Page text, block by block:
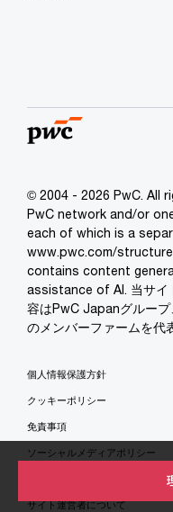
© 2004 - 2026 PwC. All
PwC network and/or
each of which is a
www.pwc.com/
contains content
assistance of AI. 当サイ
容はPwC Japanグルー
のメンバーファームを代
個人情報保護方針
クッキーポリシー
免責事項
ソーシャルメディアポリシー
サイト運営者について